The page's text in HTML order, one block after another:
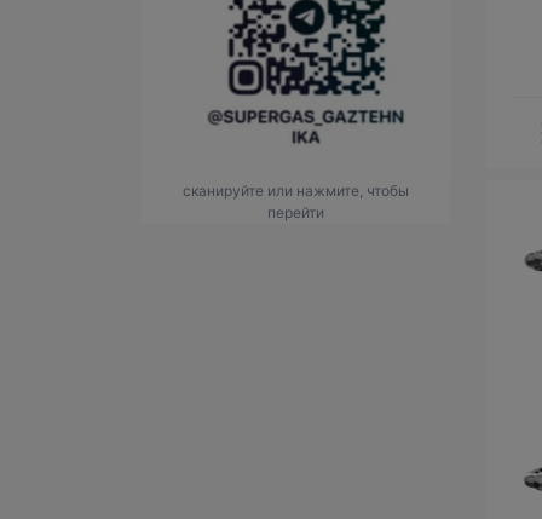
сканируйте или нажмите, чтобы
перейти